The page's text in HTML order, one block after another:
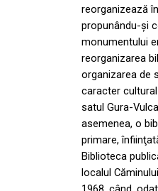
reorganizează
propunându-şi
monumentului
reorganizarea
organizarea de
caracter
satul Gura-
asemenea, o
primare,
Biblioteca
localul